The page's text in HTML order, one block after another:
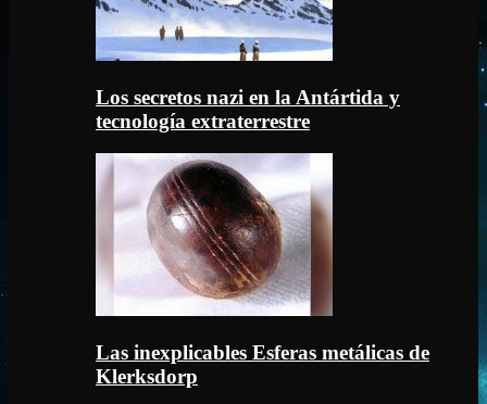
Los secretos nazi en la Antártida y
tecnología extraterrestre
Las inexplicables Esferas metálicas de
Klerksdorp